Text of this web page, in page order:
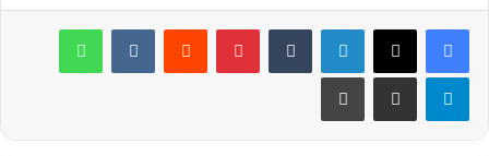
لینکدین ‫تامبلر پینترست‫رددیت ‫VKontakteواتس آپ
تلگرام اشتراک گذاری از طریق ایمیل چاپ